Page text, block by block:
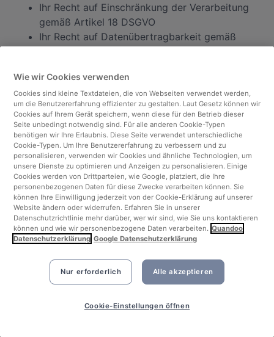
Ihr Recht auf Einschränkung der Verarbeitung
gemäß Artikel 18 DSGVO
Ihr Recht auf Datenübertragbarkeit gemäß
DSGVO
Darüber hinaus haben Sie ein Einspruchsrecht bei
der zuständigen Datenschutzaufsichtsbehörde (Art.
77 DSGVO in Verbindung mit § 19 BDSG).
Sie können Ihre Einwilligung in die Verarbeitung Ihrer
personenbezogenen Daten jederzeit widerrufen.
Dies gilt auch für den Widerruf von
Einwilligungserklärungen, die uns vor der Geltung
der DSGVO, d. H. vor dem 25. Mai 2018, erteilt
wurden. Der Widerruf ist jedoch nur für die Zukunft
wirksam. Verarbeitung, die vor dem Widerruf
stattgefunden hat, ist davon nicht betroffen.
11. Wie beantrage ich die Löschung meiner Daten?
Sende eine Email an dataprotection@quandoo.com
Wie wir Cookies verwenden
Cookies sind kleine Textdateien, die von Webseiten verwendet werden,
um die Benutzererfahrung effizienter zu gestalten. Laut Gesetz können wir
Cookies auf Ihrem Gerät speichern, wenn diese für den Betrieb dieser
Seite unbedingt notwendig sind. Für alle anderen Cookie-Typen
benötigen wir Ihre Erlaubnis. Diese Seite verwendet unterschiedliche
Cookie-Typen. Um Ihre Benutzererfahrung zu verbessern und zu
personalisieren, verwenden wir Cookies und ähnliche Technologien, um
unsere Dienste zu optimieren und Anzeigen zu personalisieren. Einige
Cookies werden von Drittparteien, wie Google, platziert, die Ihre
personenbezogenen Daten für diese Zwecke verarbeiten können. Sie
können Ihre Einwilligung jederzeit von der Cookie-Erklärung auf unserer
Website ändern oder widerrufen. Erfahren Sie in unserer
Datenschutzrichtlinie mehr darüber, wer wir sind, wie Sie uns kontaktieren
können und wie wir personenbezogene Daten verarbeiten. Quandoo
Datenschutzerklärung Google Datenschutzerklärung
Nur erforderlich Alle akzeptieren
Cookie-Einstellungen öffnen